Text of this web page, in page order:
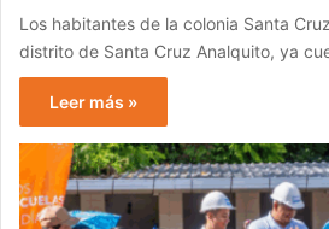
Los habitantes de la colonia Santa
distrito de Santa Cruz Analquito, ya
Leer más »